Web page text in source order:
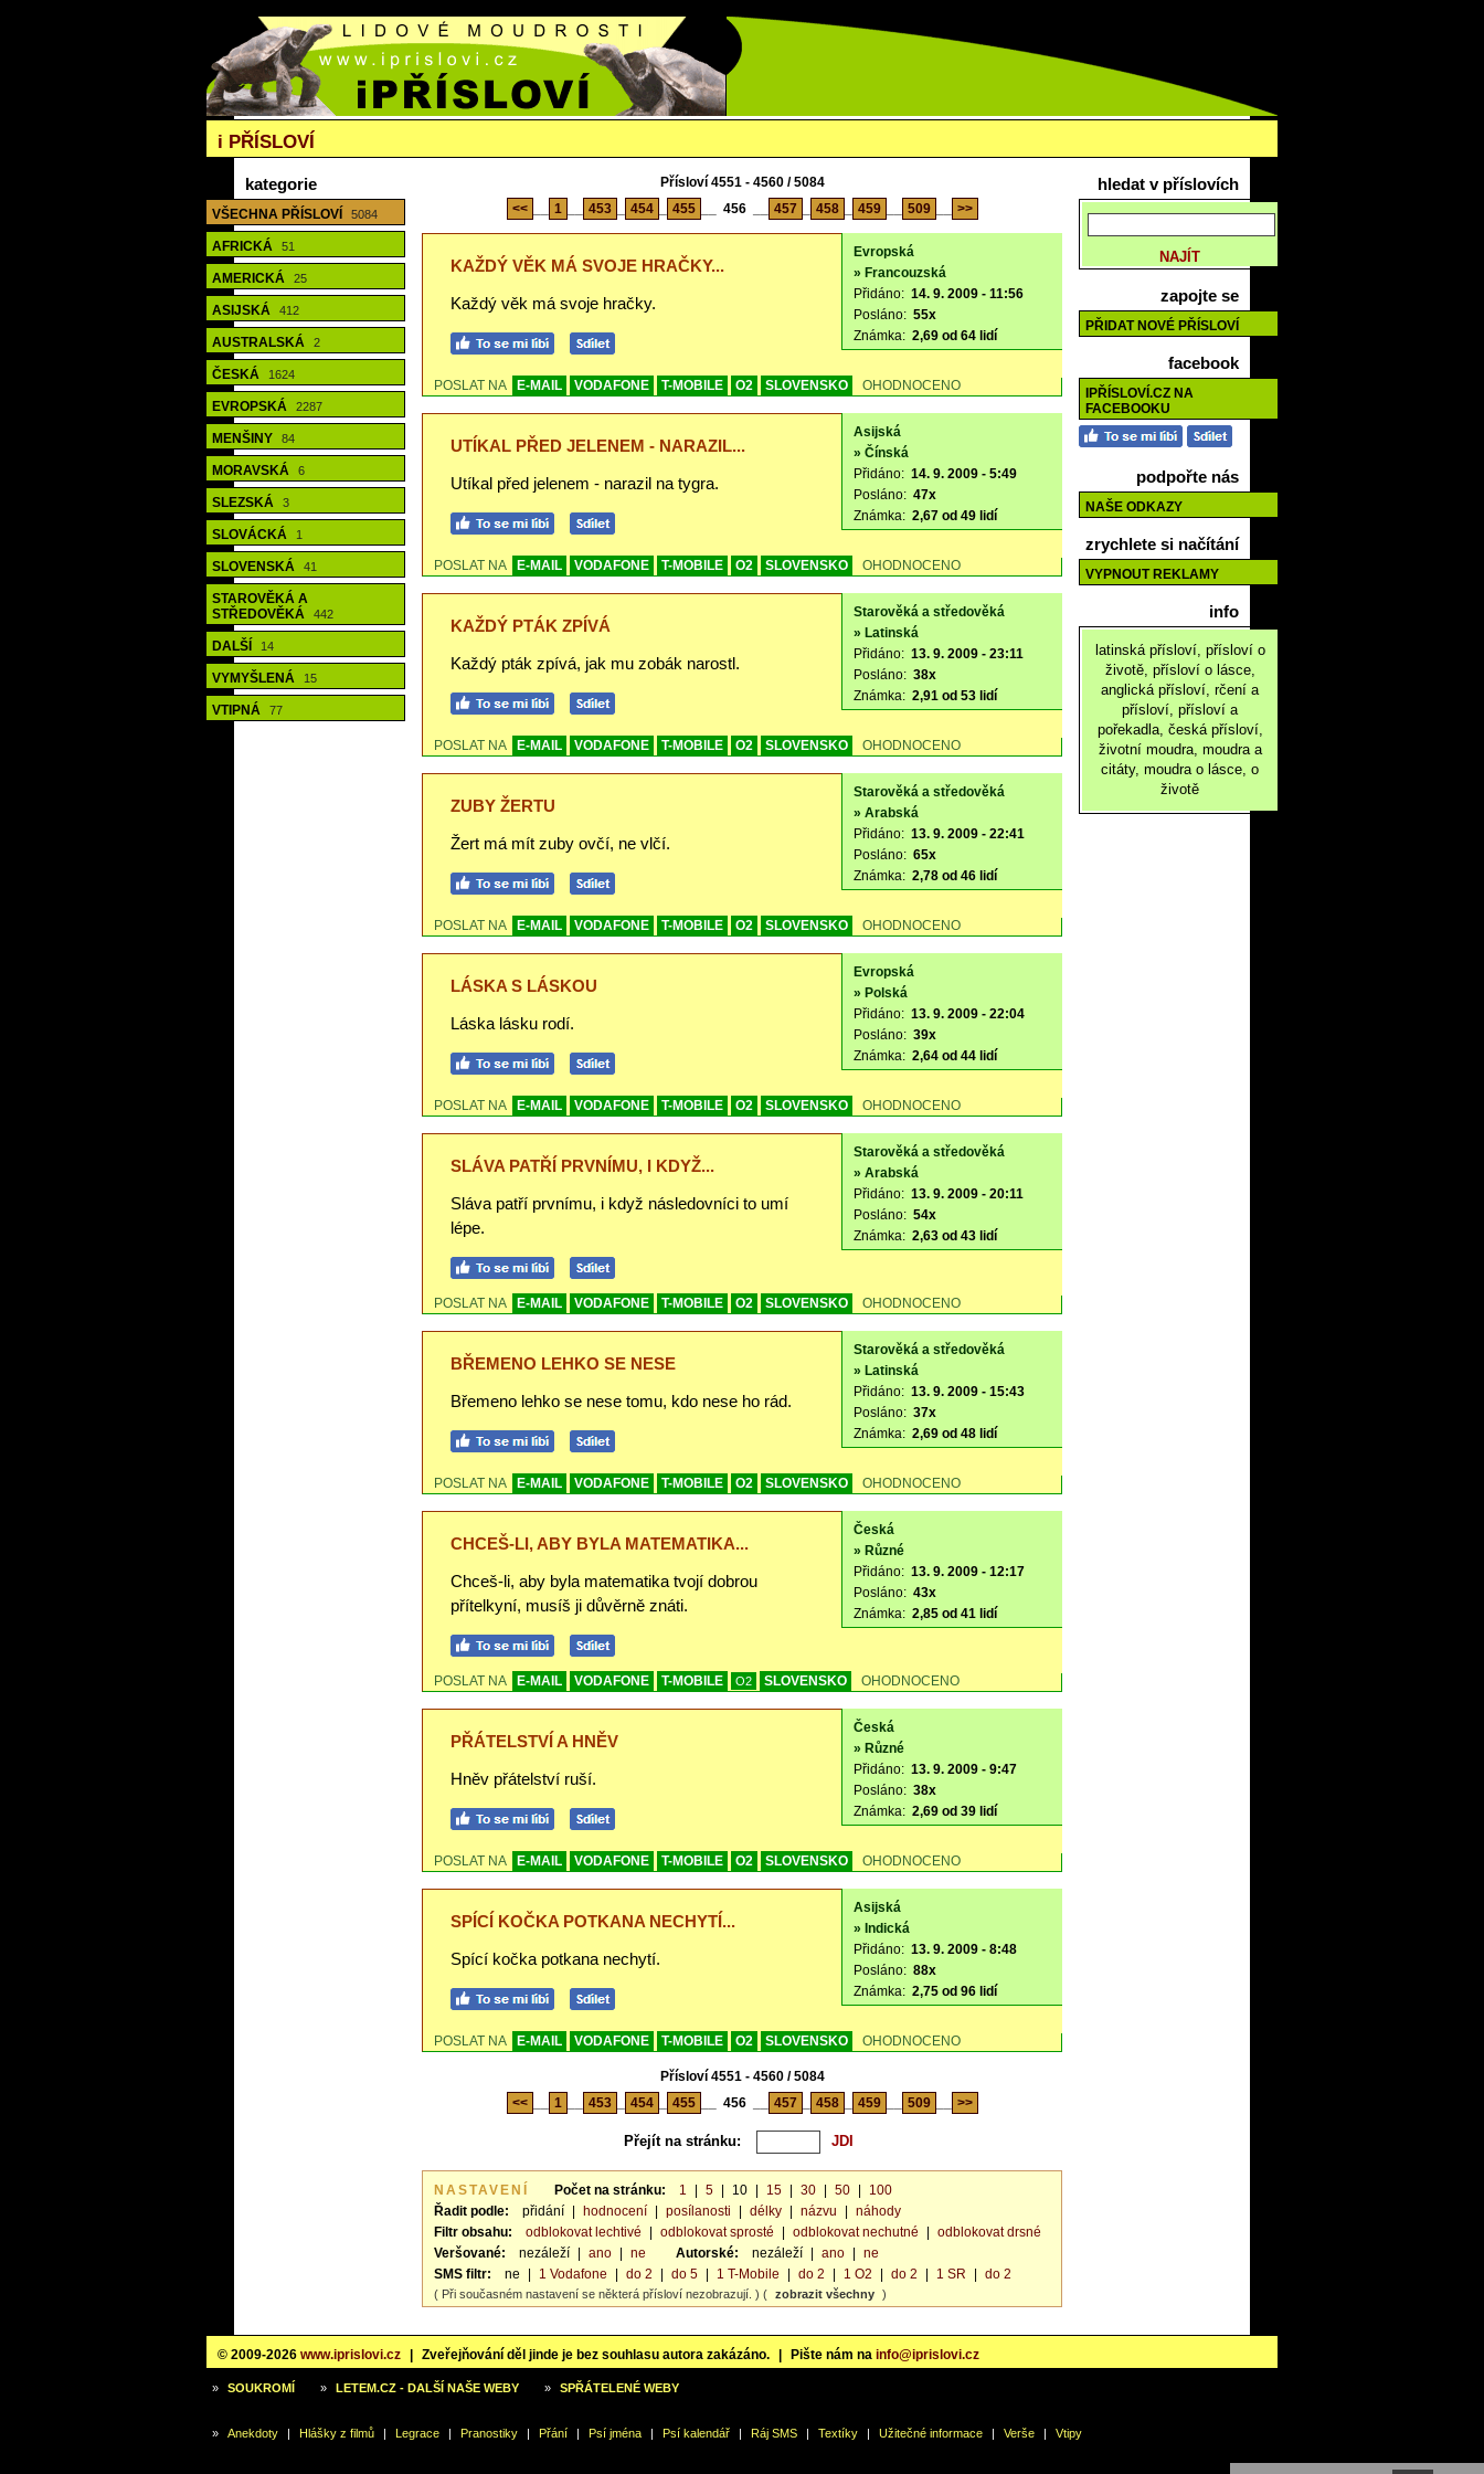
i PŘÍSLOVÍ
kategorie
VŠECHNA PŘÍSLOVÍ 5084
AFRICKÁ 51
AMERICKÁ 25
ASIJSKÁ 412
AUSTRALSKÁ 2
ČESKÁ 1624
EVROPSKÁ 2287
MENŠINY 84
MORAVSKÁ 6
SLEZSKÁ 3
SLOVÁCKÁ 1
SLOVENSKÁ 41
STAROVĚKÁ A
STŘEDOVĚKÁ
442
DALŠÍ 14
VYMYŠLENÁ 15
VTIPNÁ 77
Přísloví 4551 - 4560 / 5084
<<
1 453 454 455 456 457 458 459 509 >>
KAŽDÝ VĚK MÁ SVOJE HRAČKY...
Každý věk má svoje hračky.
Evropská
» Francouzská
Přidáno: 14. 9. 2009 - 11:56
Posláno: 55x
Známka: 2,69 od 64 lidí
POSLAT NA E-MAIL VODAFONE T-MOBILE O2 SLOVENSKO OHODNOCENO
UTÍKAL PŘED JELENEM - NARAZIL...
Utíkal před jelenem - narazil na tygra.
Asijská
» Čínská
Přidáno: 14. 9. 2009 - 5:49
Posláno: 47x
Známka: 2,67 od 49 lidí
POSLAT NA E-MAIL VODAFONE T-MOBILE O2 SLOVENSKO OHODNOCENO
KAŽDÝ PTÁK ZPÍVÁ
Každý pták zpívá, jak mu zobák narostl.
Starověká a středověká
» Latinská
Přidáno: 13. 9. 2009 - 23:11
Posláno: 38x
Známka: 2,91 od 53 lidí
POSLAT NA E-MAIL VODAFONE T-MOBILE O2 SLOVENSKO OHODNOCENO
ZUBY ŽERTU
Žert má mít zuby ovčí, ne vlčí.
Starověká a středověká
» Arabská
Přidáno: 13. 9. 2009 - 22:41
Posláno: 65x
Známka: 2,78 od 46 lidí
POSLAT NA E-MAIL VODAFONE T-MOBILE O2 SLOVENSKO OHODNOCENO
LÁSKA S LÁSKOU
Láska lásku rodí.
Evropská
» Polská
Přidáno: 13. 9. 2009 - 22:04
Posláno: 39x
Známka: 2,64 od 44 lidí
POSLAT NA E-MAIL VODAFONE T-MOBILE O2 SLOVENSKO OHODNOCENO
SLÁVA PATŘÍ PRVNÍMU, I KDYŽ...
Sláva patří prvnímu, i když následovníci to umí
lépe.
Starověká a středověká
» Arabská
Přidáno: 13. 9. 2009 - 20:11
Posláno: 54x
Známka: 2,63 od 43 lidí
POSLAT NA E-MAIL VODAFONE T-MOBILE O2 SLOVENSKO OHODNOCENO
BŘEMENO LEHKO SE NESE
Břemeno lehko se nese tomu, kdo nese ho rád.
Starověká a středověká
» Latinská
Přidáno: 13. 9. 2009 - 15:43
Posláno: 37x
Známka: 2,69 od 48 lidí
POSLAT NA E-MAIL VODAFONE T-MOBILE O2 SLOVENSKO OHODNOCENO
CHCEŠ-LI, ABY BYLA MATEMATIKA...
Chceš-li, aby byla matematika tvojí dobrou
přítelkyní, musíš ji důvěrně znáti.
Česká
» Různé
Přidáno: 13. 9. 2009 - 12:17
Posláno: 43x
Známka: 2,85 od 41 lidí
POSLAT NA E-MAIL VODAFONE T-MOBILE O2 SLOVENSKO OHODNOCENO
PŘÁTELSTVÍ A HNĚV
Hněv přátelství ruší.
Česká
» Různé
Přidáno: 13. 9. 2009 - 9:47
Posláno: 38x
Známka: 2,69 od 39 lidí
POSLAT NA E-MAIL VODAFONE T-MOBILE O2 SLOVENSKO OHODNOCENO
SPÍCÍ KOČKA POTKANA NECHYTÍ...
Spící kočka potkana nechytí.
Asijská
» Indická
Přidáno: 13. 9. 2009 - 8:48
Posláno: 88x
Známka: 2,75 od 96 lidí
POSLAT NA E-MAIL VODAFONE T-MOBILE O2 SLOVENSKO OHODNOCENO
Přísloví 4551 - 4560 / 5084
<<
1 453 454 455 456 457 458 459 509 >>
Přejít na stránku:
NASTAVENÍ Počet na stránku: 1 5 10 15 30 50
100
Řadit podle:
přidání hodnocení posílanosti délky názvu
náhody
Filtr obsahu:
odblokovat lechtivé odblokovat sprosté odblokovat nechutné
odblokovat drsné
Veršované:
nezáleží ano ne Autorské: nezáleží ano
ne
SMS filtr:
ne 1 Vodafone do 2 do 5 1 T-Mobile do 2 1 O2 do 2 1 SR do 2
( Při současném nastavení se některá přísloví nezobrazují. ) ( zobrazit všechny )
hledat v příslovích
zapojte se
PŘIDAT NOVÉ PŘÍSLOVÍ
facebook
IPŘÍSLOVÍ.CZ NA
FACEBOOKU
podpořte nás
NAŠE ODKAZY
zrychlete si načítání
VYPNOUT REKLAMY
info
latinská přísloví, přísloví o
životě, přísloví o lásce,
anglická přísloví, rčení a
přísloví, přísloví a
pořekadla, česká přísloví,
životní moudra, moudra a
citáty, moudra o lásce, o
životě
© 2009-2026 www.iprislovi.cz Zveřejňování děl jinde je bez souhlasu autora zakázáno. Pište nám na info@iprislovi.cz
» SOUKROMÍ » LETEM.CZ - DALŠÍ NAŠE WEBY » SPŘÁTELENÉ WEBY
» Anekdoty | Hlášky z filmů | Legrace | Pranostiky | Přání | Psí jména | Psí kalendář | Ráj SMS | Textíky | Užitečné informace | Verše | Vtipy